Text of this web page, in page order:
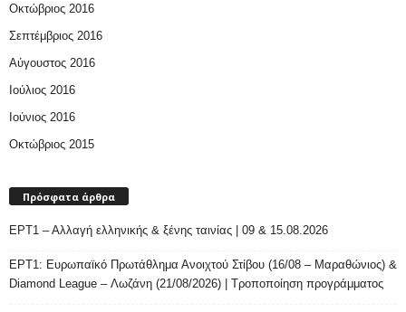
Οκτώβριος 2016
Σεπτέμβριος 2016
Αύγουστος 2016
Ιούλιος 2016
Ιούνιος 2016
Οκτώβριος 2015
Πρόσφατα άρθρα
ΕΡΤ1 – Αλλαγή ελληνικής & ξένης ταινίας | 09 & 15.08.2026
ΕΡΤ1: Ευρωπαϊκό Πρωτάθλημα Ανοιχτού Στίβου (16/08 – Μαραθώνιος) &
Diamond League – Λωζάνη (21/08/2026) | Τροποποίηση προγράμματος